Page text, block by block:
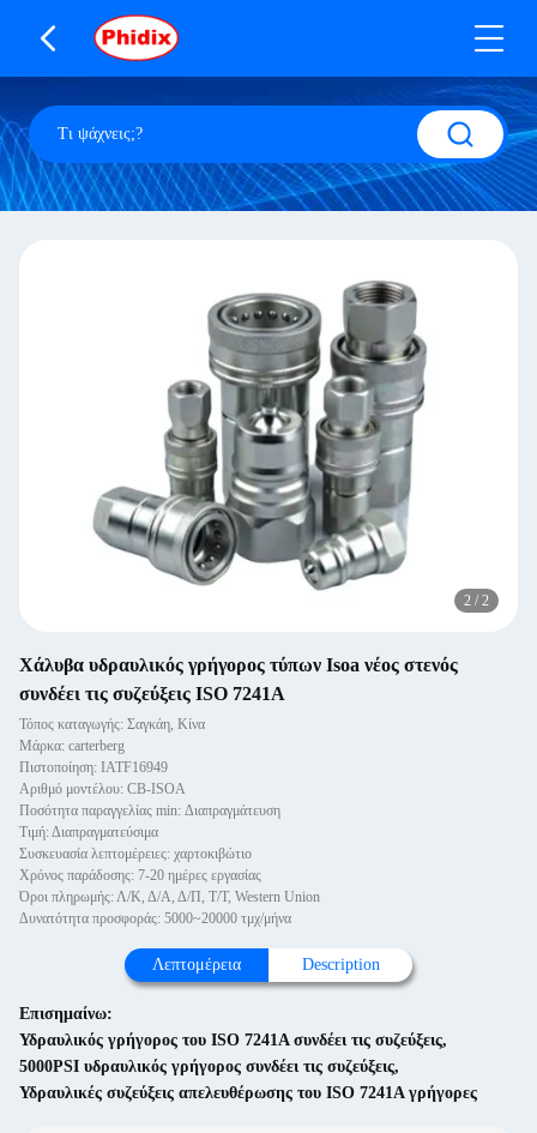
2 / 2
Χάλυβα υδραυλικός γρήγορος τύπων Isoa νέος στενός
συνδέει τις συζεύξεις ISO 7241A
Τόπος καταγωγής: Σαγκάη, Κίνα
Μάρκα: carterberg
Πιστοποίηση: IATF16949
Αριθμό μοντέλου: CB-ISOA
Ποσότητα παραγγελίας min: Διαπραγμάτευση
Τιμή: Διαπραγματεύσιμα
Συσκευασία λεπτομέρειες: χαρτοκιβώτιο
Χρόνος παράδοσης: 7-20 ημέρες εργασίας
Όροι πληρωμής: Λ/Κ, Δ/Α, Δ/Π, Τ/Τ, Western Union
Δυνατότητα προσφοράς: 5000~20000 τμχ/μήνα
Λεπτομέρεια Description
Επισημαίνω:
Υδραυλικός γρήγορος του ISO 7241A συνδέει τις συζεύξεις,
5000PSI υδραυλικός γρήγορος συνδέει τις συζεύξεις,
Υδραυλικές συζεύξεις απελευθέρωσης του ISO 7241A γρήγορες